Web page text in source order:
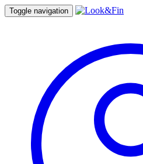
Toggle navigation